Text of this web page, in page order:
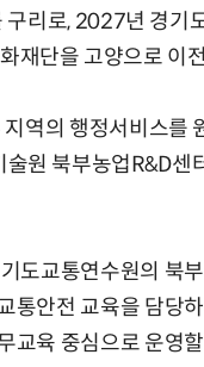
리로, 2027년 경기
재단을 고양으로 이
역의 행정서비스를
원 북부농업R&D
도교통연수원의 북
통안전 교육을 담당
교육 중심으로 운영